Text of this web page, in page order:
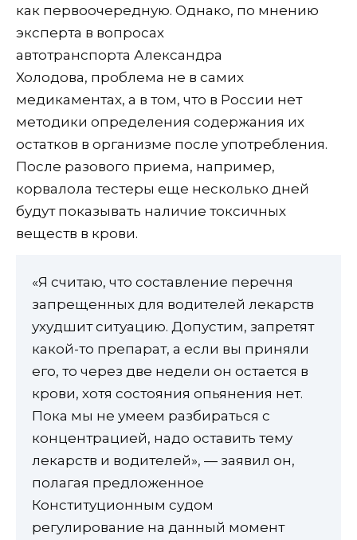
как первоочередную. Однако, по мнению
эксперта в вопросах
автотранспорта Александра
Холодова, проблема не в самих
медикаментах, а в том, что в России нет
методики определения содержания их
остатков в организме после употребления.
После разового приема, например,
корвалола тестеры еще несколько дней
будут показывать наличие токсичных
веществ в крови.
«Я считаю, что составление перечня
запрещенных для водителей лекарств
ухудшит ситуацию. Допустим, запретят
какой-то препарат, а если вы приняли
его, то через две недели он остается в
крови, хотя состояния опьянения нет.
Пока мы не умеем разбираться с
концентрацией, надо оставить тему
лекарств и водителей», — заявил он,
полагая предложенное
Конституционным судом
регулирование на данный момент